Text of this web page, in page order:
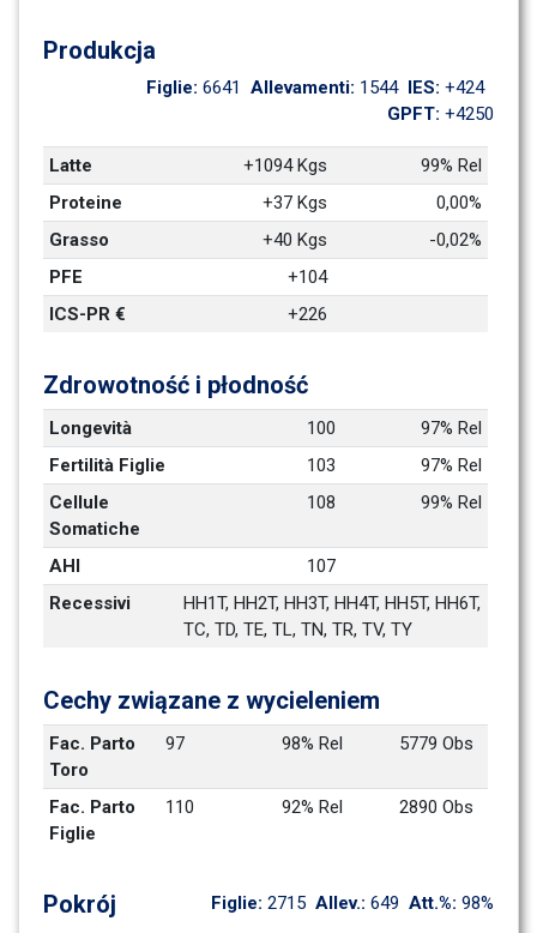
Produkcja
Figlie: 6641 Allevamenti: 1544 IES: +424
GPFT: +4250
Latte +1094 Kgs
99% Rel
Proteine
+37 Kgs
0,00%
Grasso
+40 Kgs
-0,02%
PFE
+104
ICS-PR €
+226
Zdrowotność i płodność
Longevità 100
97% Rel
Fertilità Figlie
103
97% Rel
Cellule
Somatiche
108 99% Rel
AHI
107
Recessivi
HH1T, HH2T, HH3T, HH4T, HH5T, HH6T,
TC, TD, TE, TL, TN, TR, TV, TY
Cechy związane z wycieleniem
Fac. Parto
Toro
97 98% Rel 5779 Obs
Fac. Parto
Figlie
110 92% Rel 2890 Obs
Pokrój Figlie: 2715 Allev.: 649 Att.%: 98%